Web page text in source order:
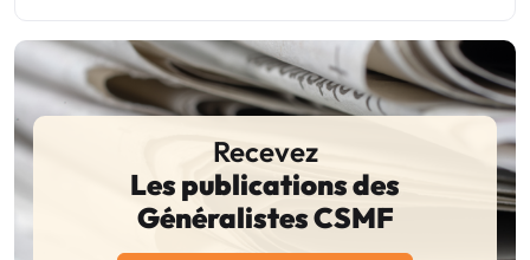
Recevez
Les publications des
Généralistes CSMF